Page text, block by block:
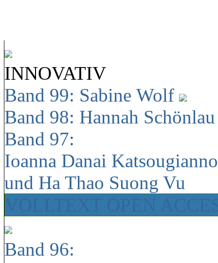
INNOVATIV
Band 99: Sabine Wolf
Band 98: Hannah
Band 97:
Ioanna Danai
und Ha Thao Suong Vu
Band 96: